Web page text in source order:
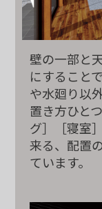
壁の一部と
にすること
や水廻り以
置き方ひと
グ］［寝室
来る、 配置
ています。